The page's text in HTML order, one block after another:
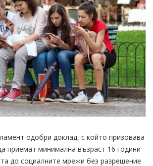
одобри доклад, с който призовава
приемат минимална възраст 16 години
до социалните мрежи без разрешение